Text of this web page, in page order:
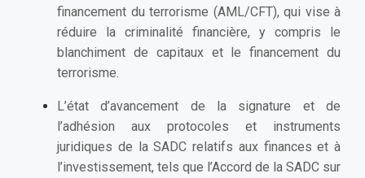
financement du terrorisme (AML/CFT), qui vise à
réduire la criminalité financière, y compris le
blanchiment de capitaux et le financement du
terrorisme.
L’état d’avancement de la signature et de
l’adhésion aux protocoles et instruments
juridiques de la SADC relatifs aux finances et à
l’investissement, tels que l’Accord de la SADC sur